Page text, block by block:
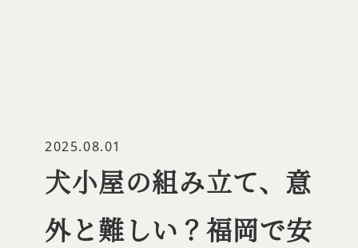
2025.08.01
犬小屋の組み立て、意
外と難しい？福岡で安